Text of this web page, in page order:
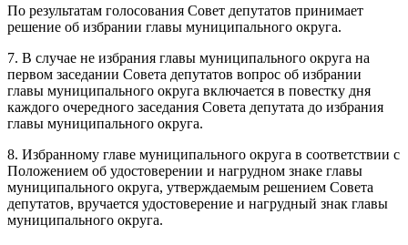
По результатам голосования Совет депутатов принимает
решение об избрании главы муниципального округа.
7. В случае не избрания главы муниципального округа на
первом заседании Совета депутатов вопрос об избрании
главы муниципального округа включается в повестку дня
каждого очередного заседания Совета депутата до избрания
главы муниципального округа.
8. Избранному главе муниципального округа в соответствии с
Положением об удостоверении и нагрудном знаке главы
муниципального округа, утверждаемым решением Совета
депутатов, вручается удостоверение и нагрудный знак главы
муниципального округа.